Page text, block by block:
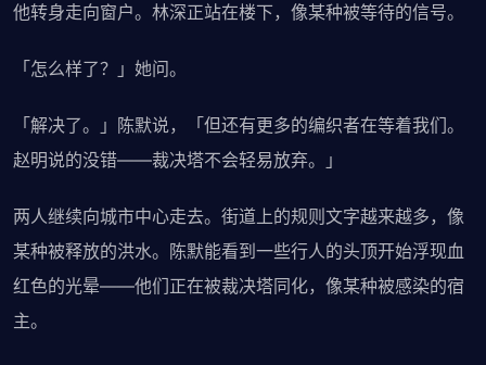
他转身走向窗户。林深正站在楼下，像某种被等待的信号。
「怎么样了？」她问。
「解决了。」陈默说，「但还有更多的编织者在等着我们。
赵明说的没错——裁决塔不会轻易放弃。」
两人继续向城市中心走去。街道上的规则文字越来越多，像
某种被释放的洪水。陈默能看到一些行人的头顶开始浮现血
红色的光晕——他们正在被裁决塔同化，像某种被感染的宿
主。